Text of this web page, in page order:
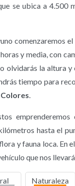
se ubica a 4.500
comenzaremos el
y media, con
olvidarás la altura
tiempo para
hasta el
y fauna loca. En
que nos
Naturaleza